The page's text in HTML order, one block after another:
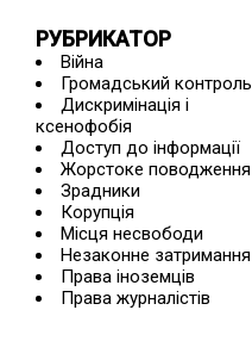
РУБРИКАТОР
Війна
Громадський контроль
Дискримінація і
ксенофобія
Доступ до інформації
Жорстоке поводження
Зрадники
Корупція
Місця несвободи
Незаконне затримання
Права іноземців
Права журналістів